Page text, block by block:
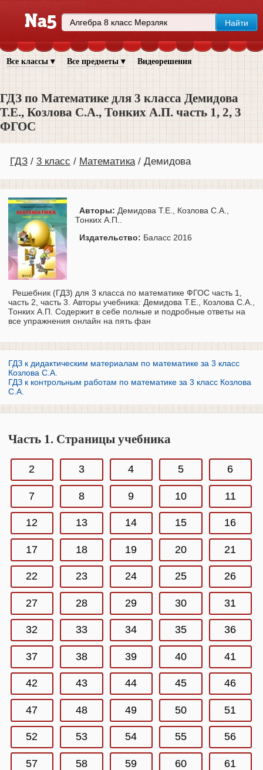
Все классы ▾ Все предметы ▾ Видеорешения
ГДЗ по Математике для 3 класса Демидова
Т.Е., Козлова С.А., Тонких А.П. часть 1, 2, 3
ФГОС
ГДЗ 3 класс Математика Демидова
Авторы: Демидова Т.Е., Козлова С.А.,
Тонких А.П..
Издательство: Баласс 2016
Решебник (ГДЗ) для 3 класса по математике ФГОС часть 1,
часть 2, часть 3. Авторы учебника: Демидова Т.Е., Козлова С.А.,
Тонких А.П. Содержит в себе полные и подробные ответы на
все упражнения онлайн на пять фан
ГДЗ к дидактическим материалам по математике за 3 класс
Козлова С.А.
ГДЗ к контрольным работам по математике за 3 класс Козлова
С.А.
Часть 1. Страницы учебника
2 3 4 5 6
7 8 9 10 11
12 13 14 15 16
17 18 19 20 21
22 23 24 25 26
27 28 29 30 31
32 33 34 35 36
37 38 39 40 41
42 43 44 45 46
47 48 49 50 51
52 53 54 55 56
57 58 59 60 61